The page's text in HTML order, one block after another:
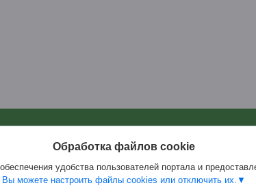
Каталог
Отзывы
Обработка файлов cookie
удобства пользователей портала и
Вы можете настроить файлы cookies или отключить их.